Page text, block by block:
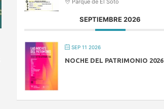
Parque de El Soto
SEPTIEMBRE 2026
SEP 11 2026
NOCHE DEL PATRIMONIO